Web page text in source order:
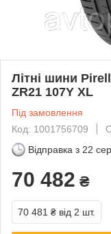
Літні шини
ZR21 107Y XL
Під замовлення
Код: 1001756709
Відправка з 22
70 482 ₴
70 481 ₴ від 2 шт.